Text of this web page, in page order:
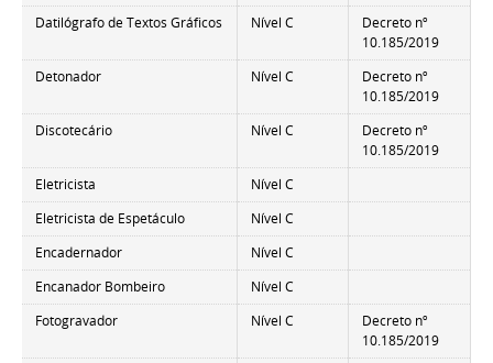
Datilógrafo de Textos Gráficos
Nível C
Decreto nº
10.185/2019
Detonador
Nível C
Decreto nº
10.185/2019
Discotecário
Nível C
Decreto nº
10.185/2019
Eletricista
Nível C
Eletricista de Espetáculo
Nível C
Encadernador
Nível C
Encanador Bombeiro
Nível C
Fotogravador
Nível C
Decreto nº
10.185/2019